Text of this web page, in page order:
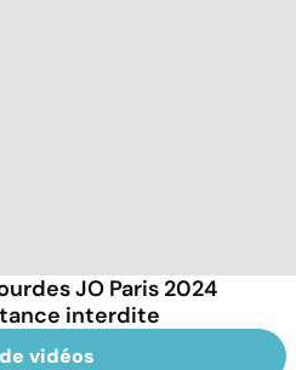
JO Paris 2024
interdite
vidéos